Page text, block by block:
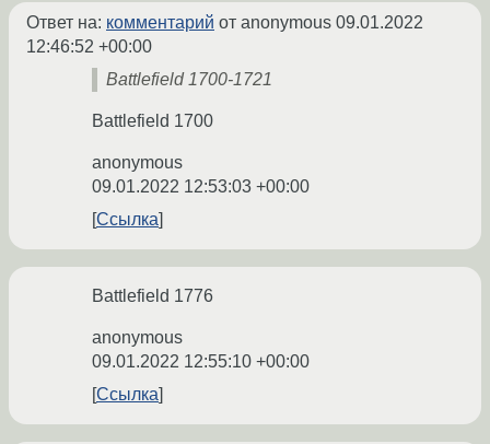
Ответ на: комментарий от anonymous 09.01.2022
12:46:52 +00:00
Battlefield 1700-1721
Battlefield 1700
anonymous
09.01.2022 12:53:03 +00:00
Ссылка
Battlefield 1776
anonymous
09.01.2022 12:55:10 +00:00
Ссылка